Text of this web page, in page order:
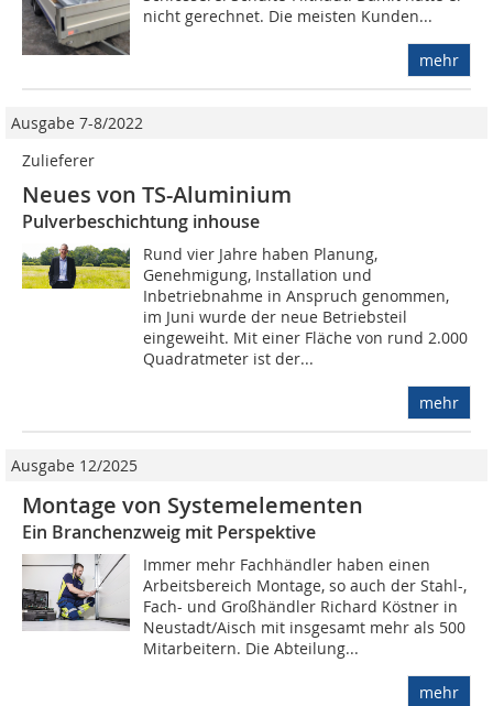
nicht gerechnet. Die meisten Kunden...
mehr
Ausgabe 7-8/2022
Zulieferer
Neues von TS-Aluminium
Pulverbeschichtung inhouse
Rund vier Jahre haben Planung,
Genehmigung, Installation und
Inbetriebnahme in Anspruch genommen,
im Juni wurde der neue Betriebsteil
eingeweiht. Mit einer Fläche von rund 2.000
Quadratmeter ist der...
mehr
Ausgabe 12/2025
Montage von Systemelementen
Ein Branchenzweig mit Perspektive
Immer mehr Fachhändler haben einen
Arbeitsbereich Montage, so auch der Stahl-,
Fach- und Großhändler Richard Köstner in
Neustadt/Aisch mit insgesamt mehr als 500
Mitarbeitern. Die Abteilung...
mehr